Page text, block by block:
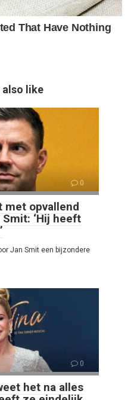
also like
0
met opvallend
‘Hij heeft
Jan Smit een bijzondere
0
het na alles